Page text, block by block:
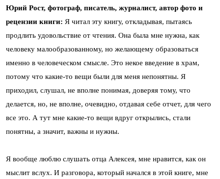
Юрий Рост, фотограф, писатель, журналист, автор фото и
рецензии книги: Я читал эту книгу, откладывая, пытаясь
продлить удовольствие от чтения. Она была мне нужна, как
человеку малообразованному, но желающему образоваться
именно в человеческом смысле. Это некое введение в храм,
потому что какие-то вещи были для меня непонятны. Я
приходил, слушал, не вполне понимая, доверяя тому, что
делается, но, не вполне, очевидно, отдавая себе отчет, для чего
все это. А тут мне какие-то вещи вдруг открылись, стали
понятны, а значит, важны и нужны.
Я вообще люблю слушать отца Алексея, мне нравится, как он
мыслит вслух. И разговора, который начался в этой книге, мне